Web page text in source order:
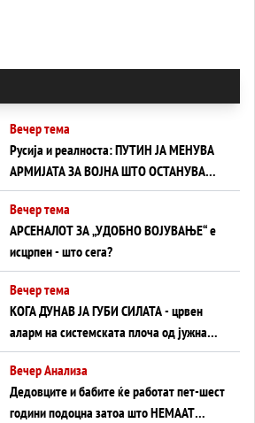
Вечер тема
Русија и реалноста: ПУТИН ЈА МЕНУВА
АРМИЈАТА ЗА ВОЈНА ШТО ОСТАНУВА
БЕЗ ФРОНТ
Вечер тема
АРСЕНАЛОТ ЗА „УДОБНО ВОЈУВАЊЕ“ е
исцрпен - што сега?
Вечер тема
КОГА ДУНАВ ЈА ГУБИ СИЛАТА - црвен
аларм на системската плоча од јужна
Германија до Црното Море...
Вечер Анализа
Дедовците и бабите ќе работат пет-шест
години подоцна затоа што НЕМААТ